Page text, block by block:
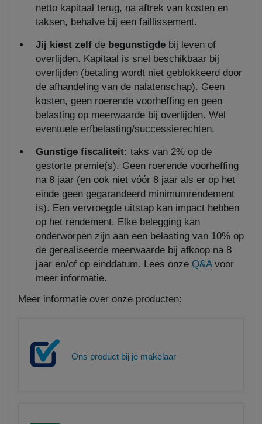
netto kapitaal terug, na aftrek van kosten en
taksen, behalve bij een faillissement.
Jij kiest zelf de begunstigde bij leven of
overlijden. Kapitaal is snel beschikbaar bij
overlijden (betaling wordt niet geblokkeerd door
de afhandeling van de nalatenschap). Geen
kosten, geen roerende voorheffing en geen
belasting op meerwaarde bij overlijden. Wel
eventuele erfbelasting/successierechten.
Gunstige fiscaliteit: taks van 2% op de
gestorte premie(s). Geen roerende voorheffing
na 8 jaar (en ook niet vóór 8 jaar als er op het
einde geen gegarandeerd minimumrendement
is). Een vervroegde uitstap kan impact hebben
op het rendement. Elke belegging kan
onderworpen zijn aan een belasting van 10% op
de gerealiseerde meerwaarde bij afkoop na 8
jaar en/of op einddatum. Lees onze Q&Avoor
meer informatie.
Meer informatie over onze producten:
Ons product bij je makelaar